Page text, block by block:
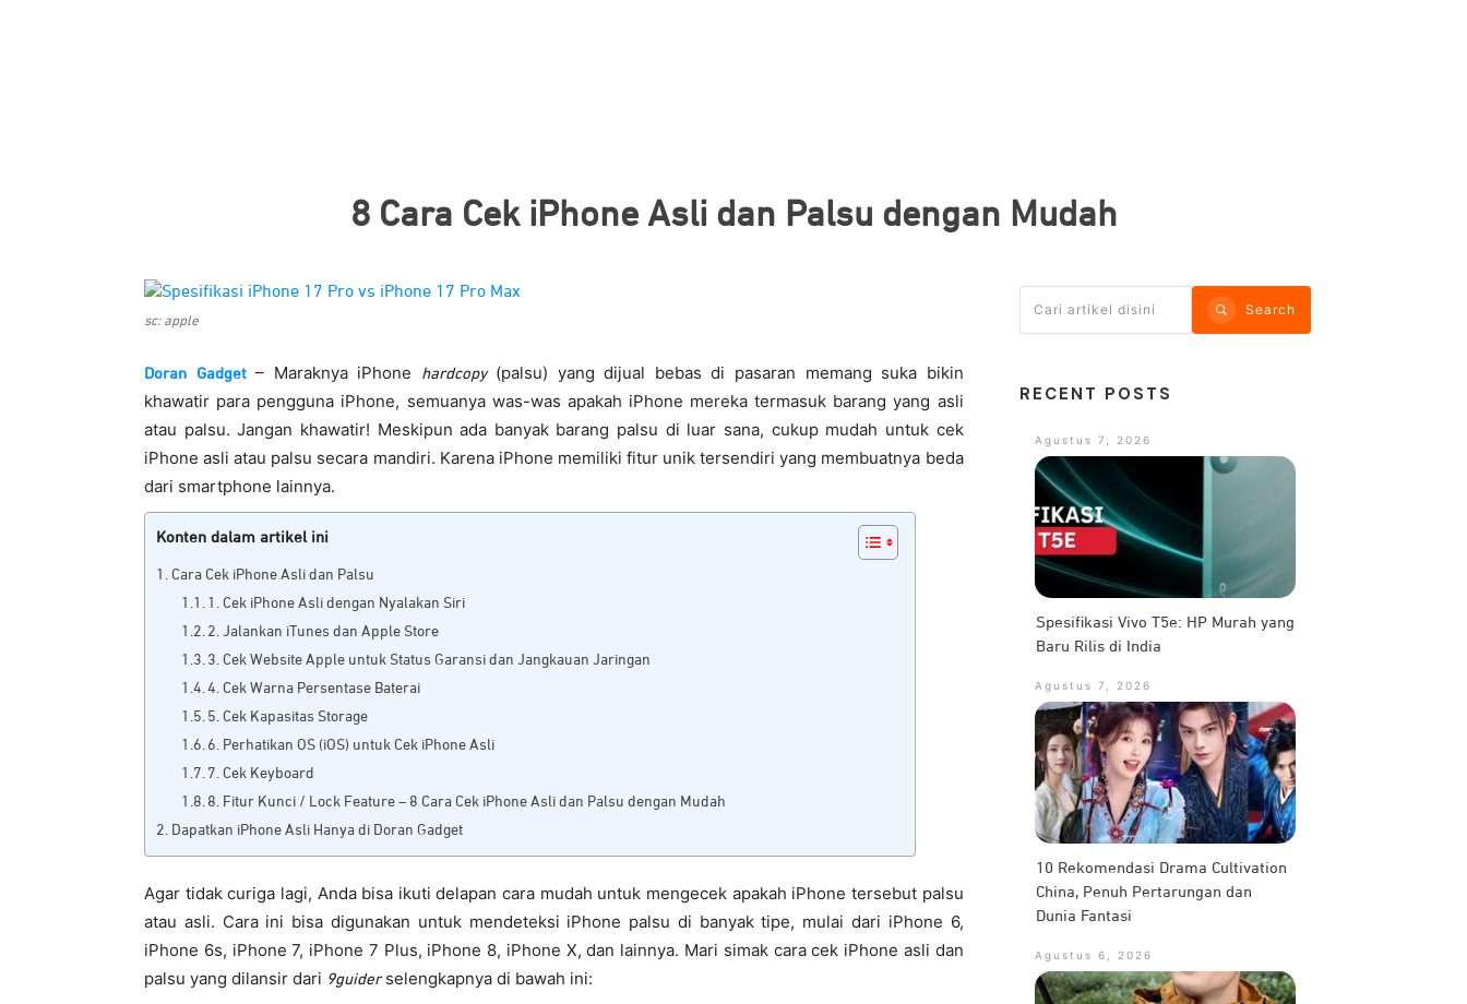
8 Cara Cek iPhone Asli dan Palsu dengan Mudah
sc: apple
Doran Gadget – Maraknya iPhone hardcopy(palsu) yang dijual bebas di pasaran memang suka bikin
khawatir para pengguna iPhone, semuanya was-was apakah iPhone mereka termasuk barang yang asli
atau palsu. Jangan khawatir! Meskipun ada banyak barang palsu di luar sana, cukup mudah untuk cek
iPhone asli atau palsu secara mandiri. Karena iPhone memiliki fitur unik tersendiri yang membuatnya beda
dari smartphone lainnya.
Konten dalam artikel ini
Cara Cek iPhone Asli dan Palsu
1. Cek iPhone Asli dengan Nyalakan Siri
2. Jalankan iTunes dan Apple Store
3. Cek Website Apple untuk Status Garansi dan Jangkauan Jaringan
4. Cek Warna Persentase Baterai
5. Cek Kapasitas Storage
6. Perhatikan OS (iOS) untuk Cek iPhone Asli
7. Cek Keyboard
8. Fitur Kunci / Lock Feature – 8 Cara Cek iPhone Asli dan Palsu dengan Mudah
Dapatkan iPhone Asli Hanya di Doran Gadget
Agar tidak curiga lagi, Anda bisa ikuti delapan cara mudah untuk mengecek apakah iPhone tersebut palsu
atau asli. Cara ini bisa digunakan untuk mendeteksi iPhone palsu di banyak tipe, mulai dari iPhone 6,
iPhone 6s, iPhone 7, iPhone 7 Plus, iPhone 8, iPhone X, dan lainnya. Mari simak cara cek iPhone asli dan
palsu yang dilansir dari 9guiderselengkapnya di bawah ini:
Search
RECENT POSTS
Agustus 7, 2026
Spesifikasi Vivo T5e: HP Murah yang
Baru Rilis di India
Agustus 7, 2026
10 Rekomendasi Drama Cultivation
China, Penuh Pertarungan dan
Dunia Fantasi
Agustus 6, 2026